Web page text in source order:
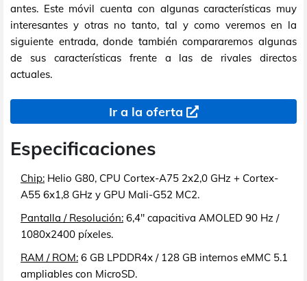
antes. Este móvil cuenta con algunas características muy
interesantes y otras no tanto, tal y como veremos en la
siguiente entrada, donde también compararemos algunas
de sus características frente a las de rivales directos
actuales.
Ir a la oferta
Especificaciones
Chip: Helio G80, CPU Cortex-A75 2x2,0 GHz + Cortex-
A55 6x1,8 GHz y GPU Mali-G52 MC2.
Pantalla / Resolución: 6,4" capacitiva AMOLED 90 Hz /
1080x2400 píxeles.
RAM / ROM: 6 GB LPDDR4x / 128 GB internos eMMC 5.1
ampliables con MicroSD.